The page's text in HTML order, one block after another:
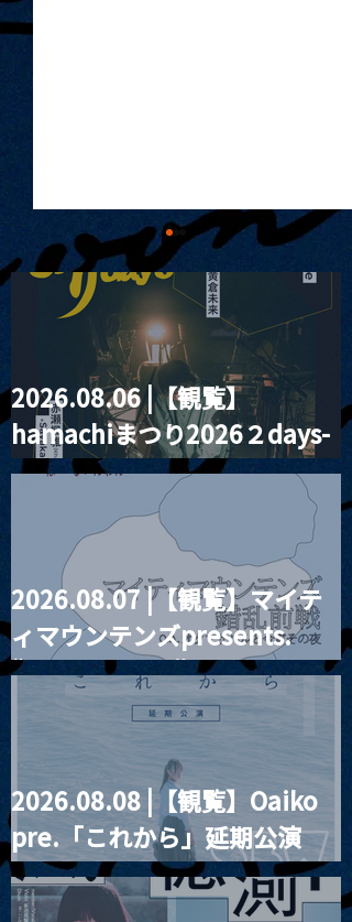
MoonRomantic
Channel1周年記念Live
2026.08.06 |【観覧】
hamachiまつり2026２days-
月見ル君想フ編②
2026.08.07 |【観覧】マイテ
ィマウンテンズpresents.
“HALL-IN-ONE”
2026.08.08 |【観覧】Oaiko
pre.「これから」延期公演
Blurred City Lights × 17歳
とベルリンの壁